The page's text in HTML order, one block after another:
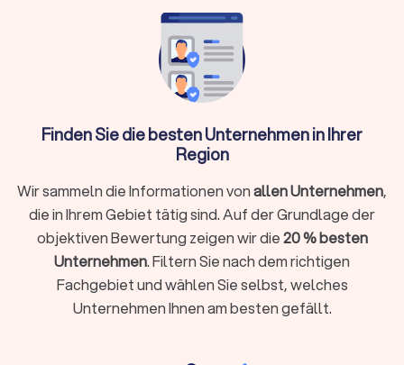
Angebote, prüfen Sie Portfolios und
Bewertungen transparent
Webdesigner?
Ein Webdesigner gestaltet, entwickelt und optimiert
überzeugen und bei Google gefunden werden. Er verbindet
Design mit Strategie, Nutzerführung und technischer
Umsetzung.
Ein professioneller Webdesigner in Wetzlar kennt lokale
Märkte, rechtliche Anforderungen wie Impressum und
Datenschutz und gängige Content-Management-Systeme
(CMS). Ein guter Webdesigner liefert mehr als eine hübsche
Finden Sie die besten Unternehmen in Ihrer
Region
Wir sammeln die Informationen vonallen Unternehmen,
die in Ihrem Gebiet tätig sind. Auf der Grundlage der
objektiven Bewertung zeigen wir die20 % besten
Unternehmen. Filtern Sie nach dem richtigen
Fachgebiet und wählen Sie selbst, welches
Unternehmen Ihnen am besten gefällt.